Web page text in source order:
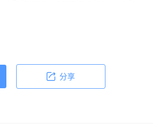
本文内容采取的任何行动，本文作
分享